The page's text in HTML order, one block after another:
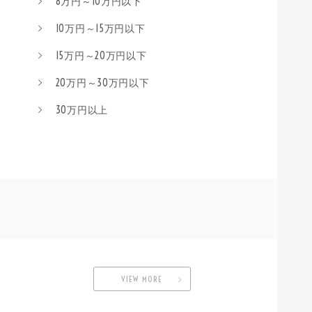
10万円～15万円以下
15万円～20万円以下
20万円～30万円以下
30万円以上
VIEW MORE